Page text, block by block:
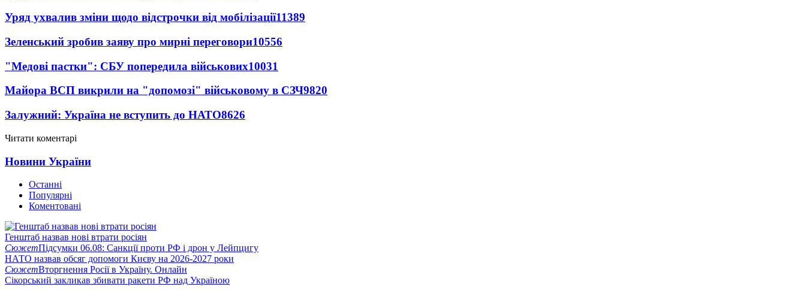
Уряд ухвалив зміни щодо відстрочки від мобілізації11389
Зеленський зробив заяву про мирні переговори10556
"Медові пастки": СБУ попередила військових10031
Майора ВСП викрили на "допомозі" військовому в СЗЧ9820
Залужний: Україна не вступить до НАТО8626
Читати коментарі
Новини України
Останні
Популярні
Коментовані
Генштаб назвав нові втрати росіян
СюжетПідсумки 06.08: Санкції проти РФ і дрон у Лейпцигу
НАТО назвав обсяг допомоги Києву на 2026-2027 роки
СюжетВторгнення Росії в Україну. Онлайн
Сікорський закликав збивати ракети РФ над Україною